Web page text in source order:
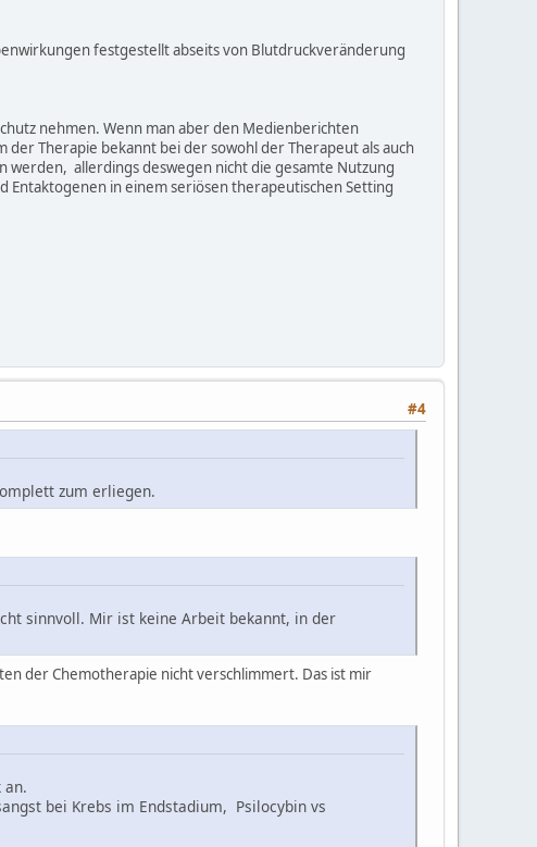
festgestellt abseits von Blutdruckveränderung
nehmen. Wenn man aber den Medienberichten
Therapie bekannt bei der sowohl der Therapeut als auch
werden, allerdings deswegen nicht die gesamte Nutzung
Entaktogenen in einem seriösen therapeutischen Setting
#4
zum erliegen.
sinnvoll. Mir ist keine Arbeit bekannt, in der
der Chemotherapie nicht verschlimmert. Das ist mir
an.
bei Krebs im Endstadium, Psilocybin vs